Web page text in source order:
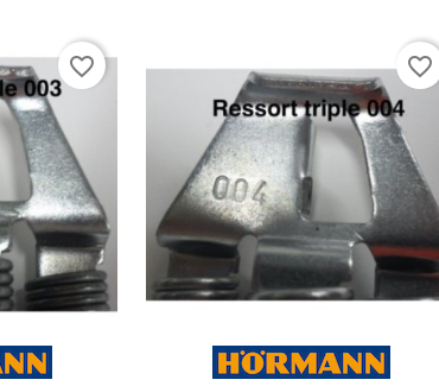
favorite_border favorite_border